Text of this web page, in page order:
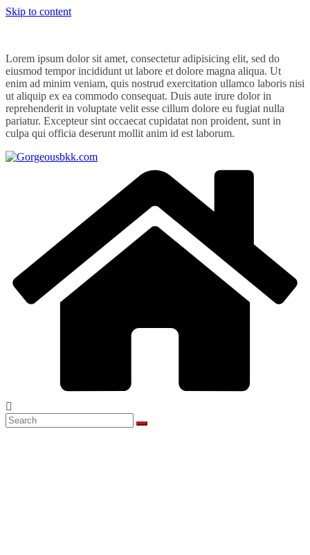
Skip to content
Lorem ipsum dolor sit amet, consectetur adipisicing elit, sed do
eiusmod tempor incididunt ut labore et dolore magna aliqua. Ut
enim ad minim veniam, quis nostrud exercitation ullamco laboris nisi
ut aliquip ex ea commodo consequat. Duis aute irure dolor in
reprehenderit in voluptate velit esse cillum dolore eu fugiat nulla
pariatur. Excepteur sint occaecat cupidatat non proident, sunt in
culpa qui officia deserunt mollit anim id est laborum.